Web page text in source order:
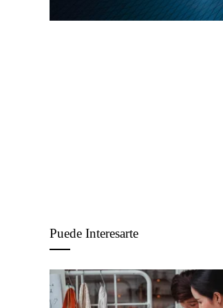
Puede Interesarte